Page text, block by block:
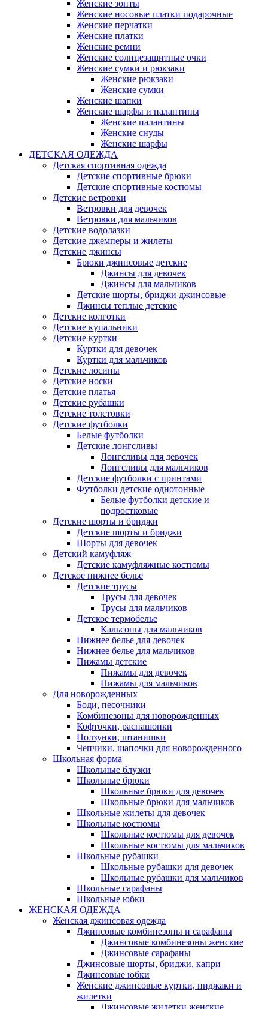
Женские зонты
Женские носовые платки подарочные
Женские перчатки
Женские платки
Женские ремни
Женские солнцезащитные очки
Женские сумки и рюкзаки
Женские рюкзаки
Женские сумки
Женские шапки
Женские шарфы и палантины
Женские палантины
Женские снуды
Женские шарфы
ДЕТСКАЯ ОДЕЖДА
Детская спортивная одежда
Детские спортивные брюки
Детские спортивные костюмы
Детские ветровки
Ветровки для девочек
Ветровки для мальчиков
Детские водолазки
Детские джемперы и жилеты
Детские джинсы
Брюки джинсовые детские
Джинсы для девочек
Джинсы для мальчиков
Детские шорты, бриджи джинсовые
Джинсы теплые детские
Детские колготки
Детские купальники
Детские куртки
Куртки для девочек
Куртки для мальчиков
Детские лосины
Детские носки
Детские платья
Детские рубашки
Детские толстовки
Детские футболки
Белые футболки
Детские лонгсливы
Лонгсливы для девочек
Лонгсливы для мальчиков
Детские футболки с принтами
Футболки детские однотонные
Белые футболки детские и
подростковые
Детские шорты и бриджи
Детские шорты и бриджи
Шорты для девочек
Детский камуфляж
Детские камуфляжные костюмы
Детское нижнее белье
Детские трусы
Трусы для девочек
Трусы для мальчиков
Детское термобелье
Кальсоны для мальчиков
Нижнее белье для девочек
Нижнее белье для мальчиков
Пижамы детские
Пижамы для девочек
Пижамы для мальчиков
Для новорожденных
Боди, песочники
Комбинезоны для новорожденных
Кофточки, распашонки
Ползунки, штанишки
Чепчики, шапочки для новорожденного
Школьная форма
Школьные блузки
Школьные брюки
Школьные брюки для девочек
Школьные брюки для мальчиков
Школьные жилеты для девочек
Школьные костюмы
Школьные костюмы для девочек
Школьные костюмы для мальчиков
Школьные рубашки
Школьные рубашки для девочек
Школьные рубашки для мальчиков
Школьные сарафаны
Школьные юбки
ЖЕНСКАЯ ОДЕЖДА
Женская джинсовая одежда
Джинсовые комбинезоны и сарафаны
Джинсовые комбинезоны женские
Джинсовые сарафаны
Джинсовые шорты, бриджи, капри
Джинсовые юбки
Женские джинсовые куртки, пиджаки и
жилетки
Джинсовые жилетки женские